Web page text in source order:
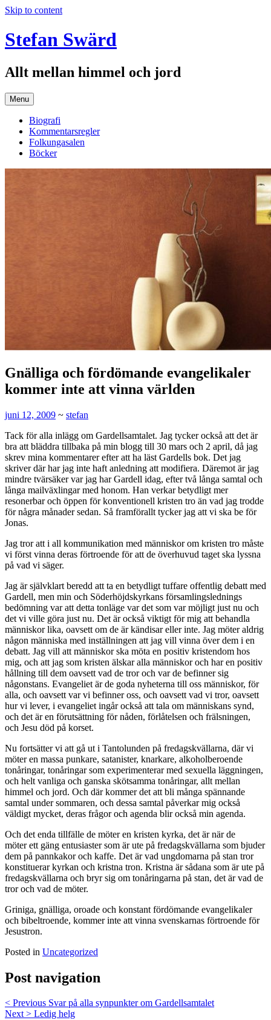
Skip to content
Stefan Swärd
Allt mellan himmel och jord
Menu
Biografi
Kommentarsregler
Folkungasalen
Böcker
Gnälliga och fördömande evangelikaler
kommer inte att vinna världen
juni 12, 2009 ~ stefan
Tack för alla inlägg om Gardellsamtalet. Jag tycker också att det är
bra att bläddra tillbaka på min blogg till 30 mars och 2 april, då jag
skrev mina kommentarer efter att ha läst Gardells bok. Det jag
skriver där har jag inte haft anledning att modifiera. Däremot är jag
mindre tvärsäker var jag har Gardell idag, efter två långa samtal och
långa mailväxlingar med honom. Han verkar betydligt mer
resonerbar och öppen för konventionell kristen tro än vad jag trodde
för några månader sedan. Så framförallt tycker jag att vi ska be för
Jonas.
Jag tror att i all kommunikation med människor om kristen tro måste
vi först vinna deras förtroende för att de överhuvud taget ska lyssna
på vad vi säger.
Jag är självklart beredd att ta en betydligt tuffare offentlig debatt med
Gardell, men min och Söderhöjdskyrkans församlingslednings
bedömning var att detta tonläge var det som var möjligt just nu och
det vi ville göra just nu. Det är också viktigt för mig att behandla
människor lika, oavsett om de är kändisar eller inte. Jag möter aldrig
någon människa med inställningen att jag vill vinna över dem i en
debatt. Jag vill att människor ska möta en positiv kristendom hos
mig, och att jag som kristen älskar alla människor och har en positiv
hållning till dem oavsett vad de tror och var de befinner sig
någonstans. Evangeliet är de goda nyheterna till oss människor, för
alla, och oavsett var vi befinner oss, och oavsett vad vi tror, oavsett
hur vi lever, i evangeliet ingår också att tala om människans synd,
och det är en förutsättning för nåden, förlåtelsen och frälsningen,
och Jesu död på korset.
Nu fortsätter vi att gå ut i Tantolunden på fredagskvällarna, där vi
möter en massa punkare, satanister, knarkare, alkoholberoende
tonåringar, tonåringar som experimenterar med sexuella läggningen,
och helt vanliga och ganska skötsamma tonåringar, allt mellan
himmel och jord. Och där kommer det att bli många spännande
samtal under sommaren, och dessa samtal påverkar mig också
väldigt mycket, deras frågor och agenda blir också min agenda.
Och det enda tillfälle de möter en kristen kyrka, det är när de
möter ett gäng entusiaster som är ute på fredagskvällarna som bjuder
dem på pannkakor och kaffe. Det är vad ungdomarna på stan tror
konstituerar kyrkan och kristna tron. Kristna är sådana som är ute på
fredagskvällarna och bryr sig om tonåringarna på stan, det är vad de
tror och vad de möter.
Griniga, gnälliga, oroade och konstant fördömande evangelikaler
och bibeltroende, kommer inte att vinna svenskarnas förtroende för
Jesustron.
Posted in Uncategorized
Post navigation
< Previous Svar på alla synpunkter om Gardellsamtalet
Next > Ledig helg